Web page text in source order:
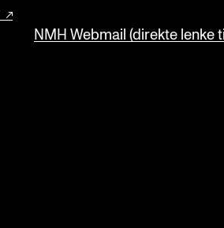
NMH Webmail (direkte lenke